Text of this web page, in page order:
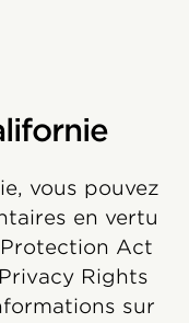
vous pouvez
en vertu
Act
Rights
sur